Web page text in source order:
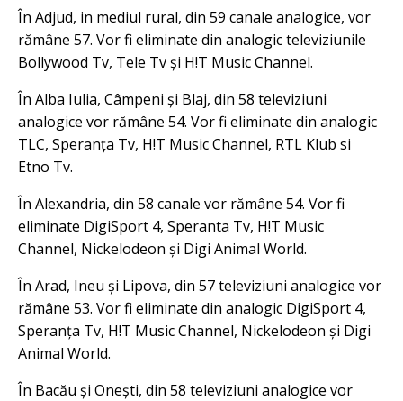
În Adjud, in mediul rural, din 59 canale analogice, vor
rămâne 57. Vor fi eliminate din analogic televiziunile
Bollywood Tv, Tele Tv și H!T Music Channel.
În Alba Iulia, Câmpeni și Blaj, din 58 televiziuni
analogice vor rămâne 54. Vor fi eliminate din analogic
TLC, Speranța Tv, H!T Music Channel, RTL Klub si
Etno Tv.
În Alexandria, din 58 canale vor rămâne 54. Vor fi
eliminate DigiSport 4, Speranta Tv, H!T Music
Channel, Nickelodeon și Digi Animal World.
În Arad, Ineu și Lipova, din 57 televiziuni analogice vor
rămâne 53. Vor fi eliminate din analogic DigiSport 4,
Speranța Tv, H!T Music Channel, Nickelodeon și Digi
Animal World.
În Bacău și Onești, din 58 televiziuni analogice vor